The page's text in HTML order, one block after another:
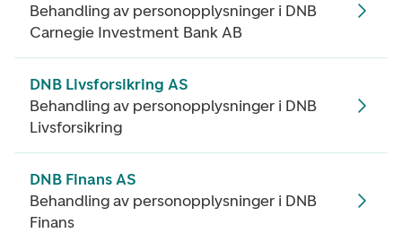
Behandling av personopplysninger i DNB
Carnegie Investment Bank AB
DNB Livsforsikring AS
Behandling av personopplysninger i DNB
Livsforsikring
DNB Finans AS
Behandling av personopplysninger i DNB
Finans